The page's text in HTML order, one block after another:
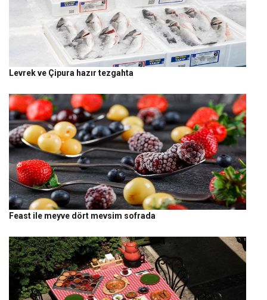
Levrek ve Çipura hazır tezgahta
Feast ile meyve dört mevsim sofrada